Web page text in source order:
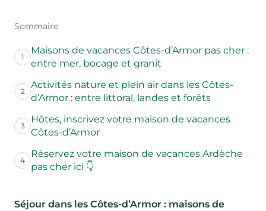
Sommaire
1
Maisons de vacances Côtes-d’Armor pas cher :
entre mer, bocage et granit
2
Activités nature et plein air dans les Côtes-
d’Armor : entre littoral, landes et forêts
3
Hôtes, inscrivez votre maison de vacances
Côtes-d’Armor
4
Réservez votre maison de vacances Ardèche
pas cher ici 👇
Séjour dans les Côtes-d’Armor : maisons de